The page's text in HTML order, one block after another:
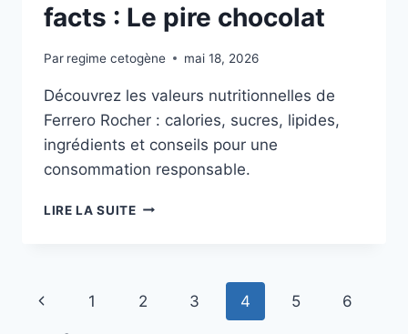
facts : Le pire chocolat
Par regime cetogène mai 18, 2026
Découvrez les valeurs nutritionnelles de
Ferrero Rocher : calories, sucres, lipides,
ingrédients et conseils pour une
consommation responsable.
LIRE LA SUITEFERRERO
LE
Navigation
Page
1 2 3 4 5 6